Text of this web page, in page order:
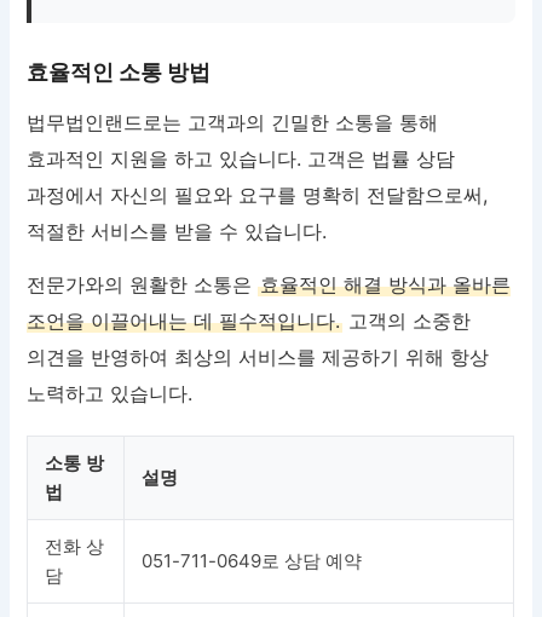
효율적인 소통 방법
법무법인랜드로는 고객과의 긴밀한 소통을 통해
효과적인 지원을 하고 있습니다. 고객은 법률 상담
과정에서 자신의 필요와 요구를 명확히 전달함으로써,
적절한 서비스를 받을 수 있습니다.
전문가와의 원활한 소통은효율적인 해결 방식과 올바른
조언을 이끌어내는 데 필수적입니다. 고객의 소중한
의견을 반영하여 최상의 서비스를 제공하기 위해 항상
노력하고 있습니다.
소통 방
법
설명
전화 상
담
051-711-0649로 상담 예약